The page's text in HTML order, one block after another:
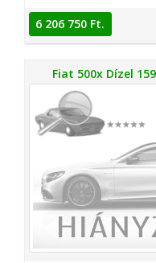
6 206 750 Ft.
Fiat 500x Dízel